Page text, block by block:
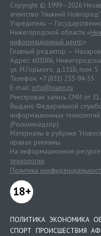
Copyright © 1999—2026
агентство "Нижний
Учредитель —
Нижегородской области «
информационный центр»
Главный редактор —
Адрес: 603006,
ул. М.Горького, д.151Б, пом. 5
Телефон: +7 (831) 233-94-53
E-mail: info@niann.ru
Реестровая запись СМИ от
Выдано Федеральной
информационных
(Роскомнадзор).
Материалы в рубрике
правах рекламы.
На информационном
технологии.
Политика
18+
ПОЛИТИКА ЭКОНОМИКА
СПОРТ ПРОИСШЕСТВИЯ